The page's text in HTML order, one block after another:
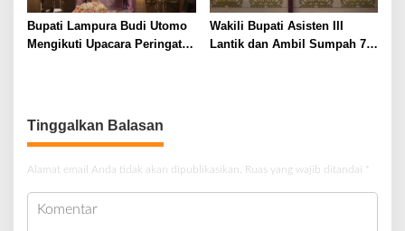
Bupati Lampura Budi Utomo
Mengikuti Upacara Peringatan
Wakili Bupati Asisten III
Lantik dan Ambil Sumpah 79
Tinggalkan Balasan
Alamat email Anda tidak akan dipublikasikan. Ruas yang wajib ditandai *